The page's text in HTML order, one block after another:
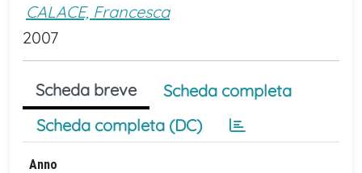
CALACE, Francesca
2007
Scheda breve
Scheda completa
Scheda completa (DC)
Anno